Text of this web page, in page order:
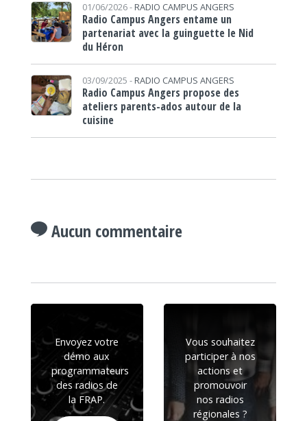
01/06/2026 - RADIO CAMPUS ANGERS
Radio Campus Angers entame un
partenariat avec la guinguette le Nid
du Héron
03/09/2025 - RADIO CAMPUS ANGERS
Radio Campus Angers propose des
ateliers parents-ados autour de la
cuisine
Aucun commentaire
Envoyez votre
démo aux
programmateurs
des radios de
la FRAP.
Vous souhaitez
participer à nos
actions et
promouvoir
nos radios
régionales ?